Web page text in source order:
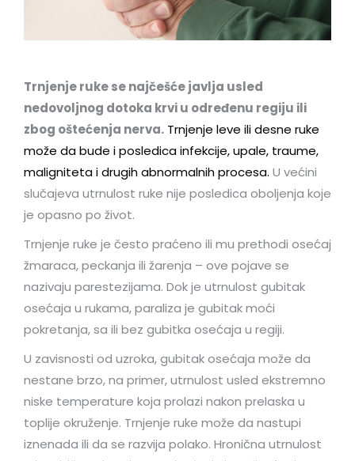
Trnjenje ruke se najčešće javlja usled
nedovoljnog dotoka krvi u određenu regiju ili
zbog oštećenja nerva. Trnjenje leve ili desne ruke
može da bude i posledica infekcije, upale, traume,
maligniteta i drugih abnormalnih procesa. U većini
slučajeva utrnulost ruke nije posledica oboljenja koje
je opasno po život.
Trnjenje ruke je često praćeno ili mu prethodi osećaj
žmaraca, peckanja ili žarenja – ove pojave se
nazivaju parestezijama. Dok je utrnulost gubitak
osećaja u rukama, paraliza je gubitak moći
pokretanja, sa ili bez gubitka osećaja u regiji.
U zavisnosti od uzroka, gubitak osećaja može da
nestane brzo, na primer, utrnulost usled ekstremno
niske temperature koja prolazi nakon prelaska u
toplije okruženje. Trnjenje ruke može da nastupi
iznenada ili da se razvija polako. Hronična utrnulost